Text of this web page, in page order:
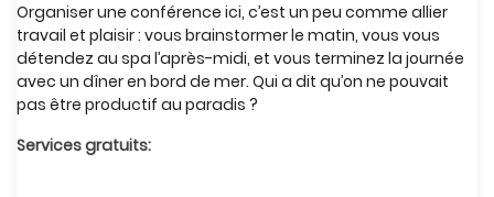
Organiser une conférence ici, c’est un peu comme allier
travail et plaisir : vous brainstormer le matin, vous vous
détendez au spa l’après-midi, et vous terminez la journée
avec un dîner en bord de mer. Qui a dit qu’on ne pouvait
pas être productif au paradis ?
Services gratuits: